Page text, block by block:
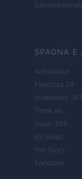
SPAGNA E
Actualidad
Finanzas 24
Investindo
Think.es
Viajar 365
ES Newz
Pet Story
Encocina